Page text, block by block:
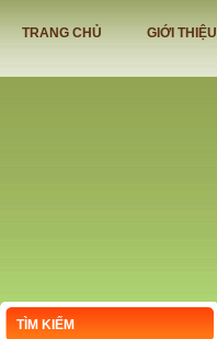
TRANG CHỦ GIỚI THIỆU
TÌM KIẾM